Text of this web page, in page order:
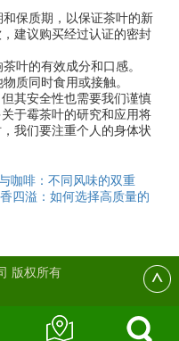
保质期，以保证茶叶的新
建议购买经过认证的密封
叶的有效成分和口感。
质同时食用或接触。
其安全性也需要我们谨慎
于霉茶叶的研究和应用将
我们要注重个人的身体状
咖啡：不同风味的双重
四溢：如何选择高质量的
版权所有